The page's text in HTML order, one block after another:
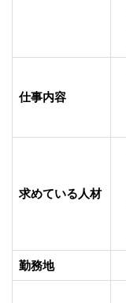
仕事内容
求めている人材
勤務地